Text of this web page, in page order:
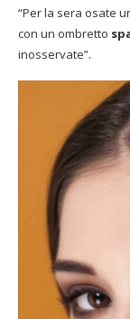
“Per la sera osate
con un ombretto
inosservate”.